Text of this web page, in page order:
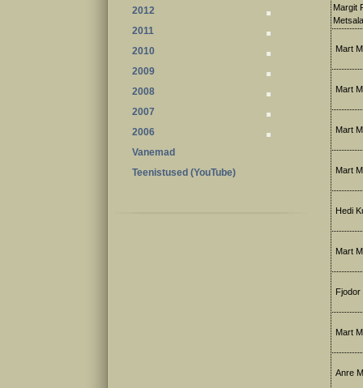
2012
2011
2010
2009
2008
2007
2006
Vanemad
Teenistused (YouTube)
Margit
Metsala
Mart
Mart
Mart
Mart
Hedi
Mart
Fjodor
Mart
Anre